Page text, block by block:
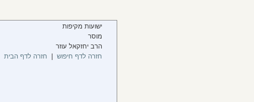
ישועות מקיפות
מוסר
הרב יחזקאל עוזר
חזרה לדף חיפוש
חזרה לדף הבית